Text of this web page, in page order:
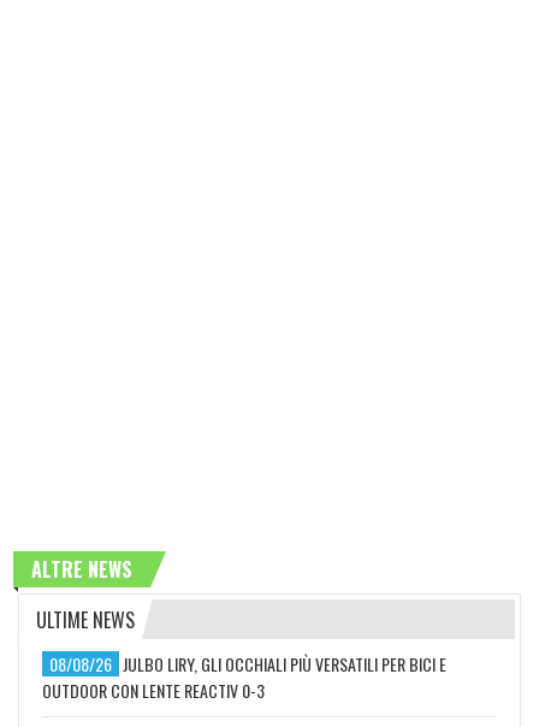
ALTRE NEWS
ULTIME NEWS
08/08/26 JULBO LIRY, GLI OCCHIALI PIÙ VERSATILI PER BICI E
OUTDOOR CON LENTE REACTIV 0-3